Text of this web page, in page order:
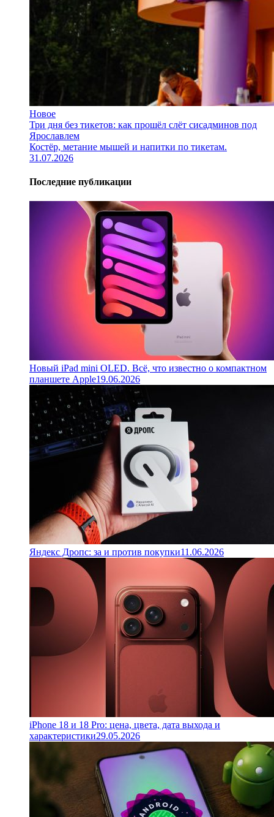
Новое
Три дня без тикетов: как прошёл слёт сисадминов под
Ярославлем
Костёр, метание мышей и напитки по тикетам.
31.07.2026
Последние публикации
Новый iPad mini OLED. Всё, что известно о компактном
планшете Apple19.06.2026
Яндекс Дропс: за и против покупки11.06.2026
iPhone 18 и 18 Pro: цена, цвета, дата выхода и
характеристики29.05.2026